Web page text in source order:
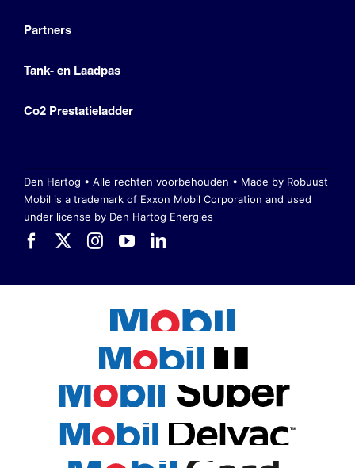
Partners
Tank- en Laadpas
Co2 Prestatieladder
Den Hartog • Alle rechten voorbehouden • Made by Robuust
Mobil is a trademark of Exxon Mobil Corporation and used
under license by Den Hartog Energies